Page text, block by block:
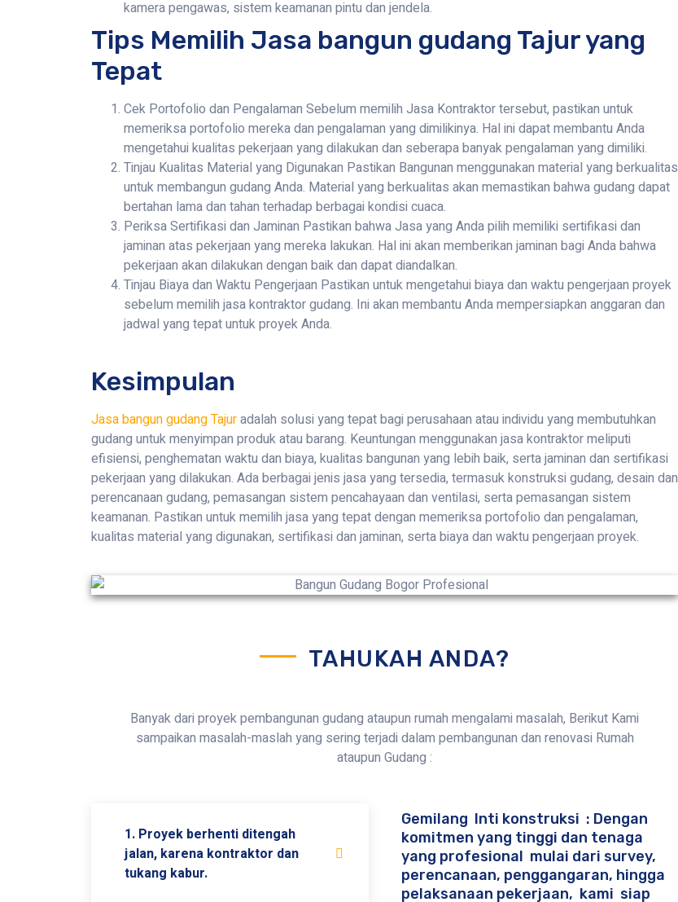
kamera pengawas, sistem keamanan pintu dan jendela.
Tips Memilih Jasa bangun gudang Tajur yang
Tepat
Cek Portofolio dan Pengalaman Sebelum memilih Jasa Kontraktor tersebut, pastikan untuk
memeriksa portofolio mereka dan pengalaman yang dimilikinya. Hal ini dapat membantu Anda
mengetahui kualitas pekerjaan yang dilakukan dan seberapa banyak pengalaman yang dimiliki.
Tinjau Kualitas Material yang Digunakan Pastikan Bangunan menggunakan material yang berkualitas
untuk membangun gudang Anda. Material yang berkualitas akan memastikan bahwa gudang dapat
bertahan lama dan tahan terhadap berbagai kondisi cuaca.
Periksa Sertifikasi dan Jaminan Pastikan bahwa Jasa yang Anda pilih memiliki sertifikasi dan
jaminan atas pekerjaan yang mereka lakukan. Hal ini akan memberikan jaminan bagi Anda bahwa
pekerjaan akan dilakukan dengan baik dan dapat diandalkan.
Tinjau Biaya dan Waktu Pengerjaan Pastikan untuk mengetahui biaya dan waktu pengerjaan proyek
sebelum memilih jasa kontraktor gudang. Ini akan membantu Anda mempersiapkan anggaran dan
jadwal yang tepat untuk proyek Anda.
Kesimpulan
Jasa bangun gudang Tajuradalah solusi yang tepat bagi perusahaan atau individu yang membutuhkan
gudang untuk menyimpan produk atau barang. Keuntungan menggunakan jasa kontraktor meliputi
efisiensi, penghematan waktu dan biaya, kualitas bangunan yang lebih baik, serta jaminan dan sertifikasi
pekerjaan yang dilakukan. Ada berbagai jenis jasa yang tersedia, termasuk konstruksi gudang, desain dan
perencanaan gudang, pemasangan sistem pencahayaan dan ventilasi, serta pemasangan sistem
keamanan. Pastikan untuk memilih jasa yang tepat dengan memeriksa portofolio dan pengalaman,
kualitas material yang digunakan, sertifikasi dan jaminan, serta biaya dan waktu pengerjaan proyek.
TAHUKAH ANDA?
Banyak dari proyek pembangunan gudang ataupun rumah mengalami masalah, Berikut Kami
sampaikan masalah-maslah yang sering terjadi dalam pembangunan dan renovasi Rumah
ataupun Gudang :
1. Proyek berhenti ditengah
jalan, karena kontraktor dan
tukang kabur.
Gemilang Inti konstruksi : Dengan
komitmen yang tinggi dan tenaga
yang profesional mulai dari survey,
perencanaan, penggangaran, hingga
pelaksanaan pekerjaan, kami siap